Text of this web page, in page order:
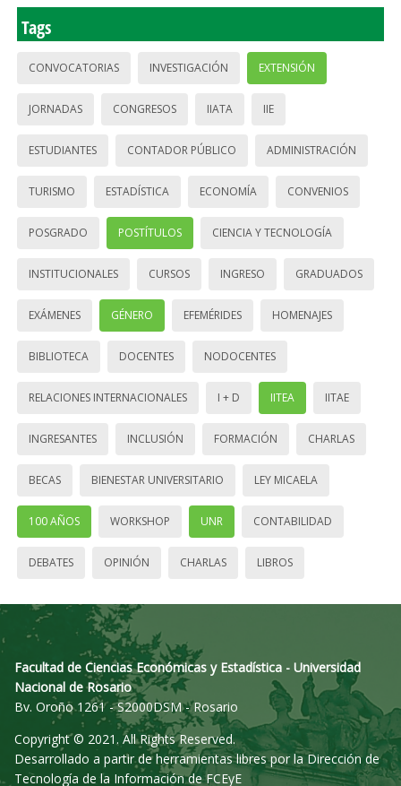
Tags
CONVOCATORIAS INVESTIGACIÓN EXTENSIÓN
JORNADAS CONGRESOS IIATA IIE
ESTUDIANTES CONTADOR PÚBLICO ADMINISTRACIÓN
TURISMO ESTADÍSTICA ECONOMÍA CONVENIOS
POSGRADO POSTÍTULOS CIENCIA Y TECNOLOGÍA
INSTITUCIONALES CURSOS INGRESO GRADUADOS
EXÁMENES GÉNERO EFEMÉRIDES HOMENAJES
BIBLIOTECA DOCENTES NODOCENTES
RELACIONES INTERNACIONALES I + D IITEA IITAE
INGRESANTES INCLUSIÓN FORMACIÓN CHARLAS
BECAS BIENESTAR UNIVERSITARIO LEY MICAELA
100 AÑOS WORKSHOP UNR CONTABILIDAD
DEBATES OPINIÓN CHARLAS LIBROS
Facultad de Ciencias Económicas y Estadística - Universidad
Nacional de Rosario
Bv. Oroño 1261 - S2000DSM - Rosario
Copyright © 2021. All Rights Reserved.
Desarrollado a partir de herramientas libres por la Dirección de
Tecnología de la Información de FCEyE